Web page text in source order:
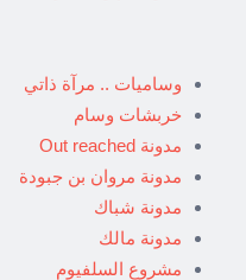
وساميات .. مرآة ذاتي
خربشات وسام
مدونة Out reached
مدونة مروان بن جبودة
مدونة شباك
مدونة مالك
مشروع السلفيوم